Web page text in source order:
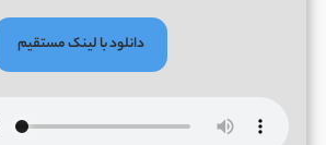
دانلود با لینک مستقیم